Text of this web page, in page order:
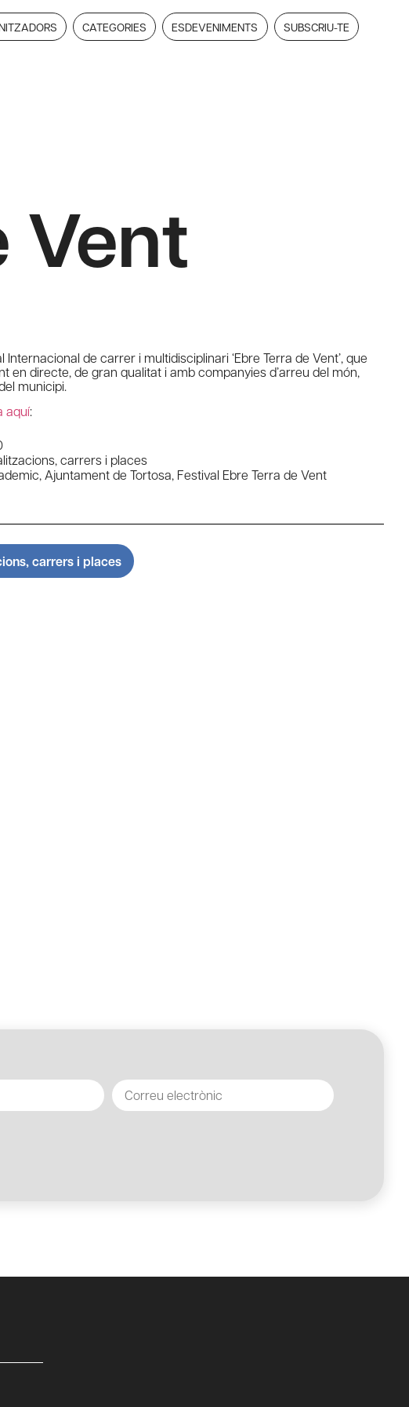
CATEGORIES ESDEVENIMENTS SUBSCRIU-TE
Vent
Internacional de carrer i multidisciplinari ‘Ebre Terra de Vent’, que
en directe, de gran qualitat i amb companyies d’arreu del món,
municipi.
aquí:
carrers i places
, Ajuntament de Tortosa, Festival Ebre Terra de Vent
carrers i places